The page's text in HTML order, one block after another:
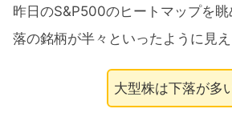
昨日のS&P500のヒートマップを
落の銘柄が半々といったように見え
大型株は下落が多